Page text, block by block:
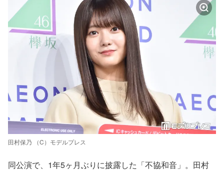
田村保乃 （C）モデルプレス
同公演で、1年5ヶ月ぶりに披露した「不協和音」。田村